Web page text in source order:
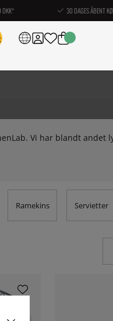
DKK* 30 DAGES ÅBENT
Vi har blandt andet
Ramekins Servietter